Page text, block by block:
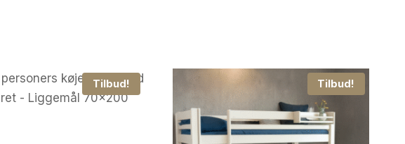
Tilbud! Tilbud!